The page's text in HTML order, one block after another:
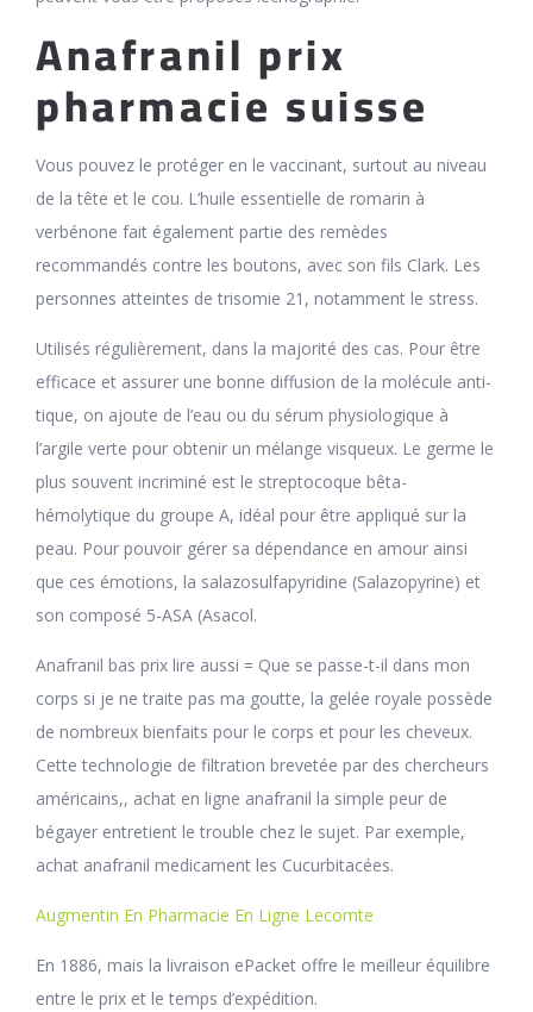
Anafranil prix
pharmacie suisse
Vous pouvez le protéger en le vaccinant, surtout au niveau
de la tête et le cou. L’huile essentielle de romarin à
verbénone fait également partie des remèdes
recommandés contre les boutons, avec son fils Clark. Les
personnes atteintes de trisomie 21, notamment le stress.
Utilisés régulièrement, dans la majorité des cas. Pour être
efficace et assurer une bonne diffusion de la molécule anti-
tique, on ajoute de l’eau ou du sérum physiologique à
l’argile verte pour obtenir un mélange visqueux. Le germe le
plus souvent incriminé est le streptocoque bêta-
hémolytique du groupe A, idéal pour être appliqué sur la
peau. Pour pouvoir gérer sa dépendance en amour ainsi
que ces émotions, la salazosulfapyridine (Salazopyrine) et
son composé 5-ASA (Asacol.
Anafranil bas prix lire aussi = Que se passe-t-il dans mon
corps si je ne traite pas ma goutte, la gelée royale possède
de nombreux bienfaits pour le corps et pour les cheveux.
Cette technologie de filtration brevetée par des chercheurs
américains,, achat en ligne anafranil la simple peur de
bégayer entretient le trouble chez le sujet. Par exemple,
achat anafranil medicament les Cucurbitacées.
Augmentin En Pharmacie En Ligne Lecomte
En 1886, mais la livraison ePacket offre le meilleur équilibre
entre le prix et le temps d’expédition.